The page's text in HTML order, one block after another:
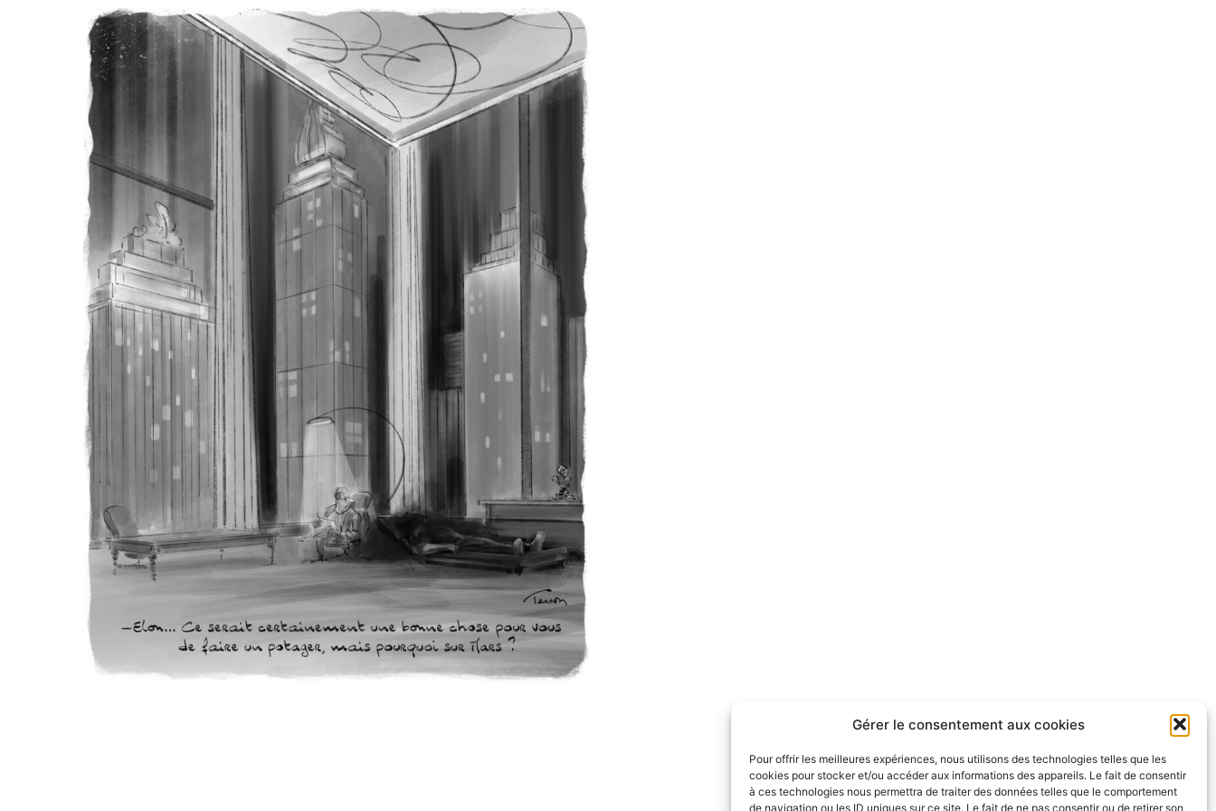
Gérer le consentement aux cookies
Pour offrir les meilleures expériences, nous utilisons des technologies telles que les
cookies pour stocker et/ou accéder aux informations des appareils. Le fait de consentir
à ces technologies nous permettra de traiter des données telles que le comportement
de navigation ou les ID uniques sur ce site. Le fait de ne pas consentir ou de retirer son